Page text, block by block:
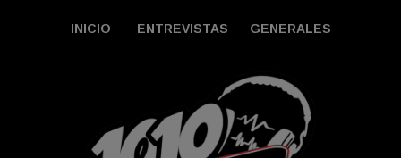
INICIO ENTREVISTAS GENERALES